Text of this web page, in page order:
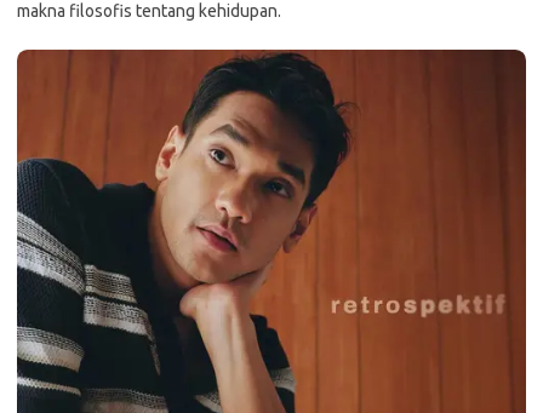
makna filosofis tentang kehidupan.